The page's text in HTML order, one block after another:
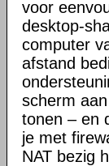
voor
desktop-
computer
afstand
scherm
tonen – en
je met
NAT bezig